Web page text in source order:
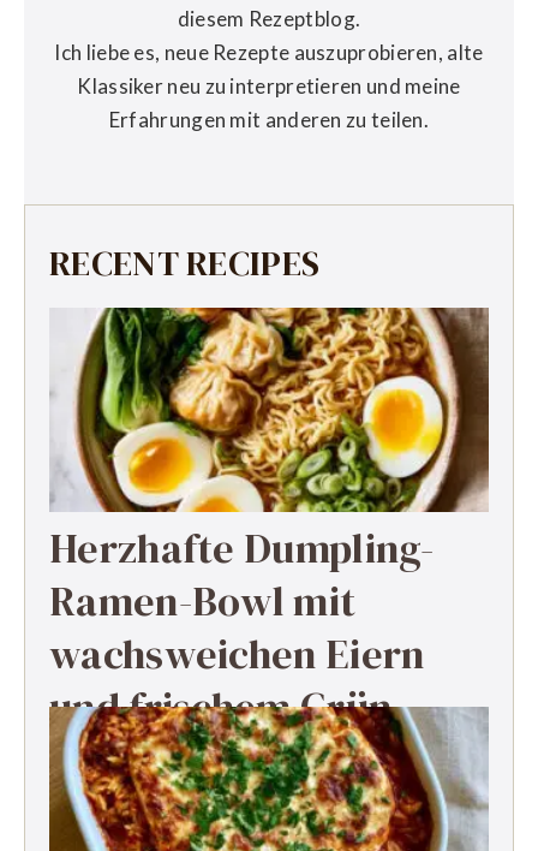
diesem Rezeptblog.
Ich liebe es, neue Rezepte auszuprobieren, alte
Klassiker neu zu interpretieren und meine
Erfahrungen mit anderen zu teilen.
RECENT RECIPES
Herzhafte Dumpling-
Ramen-Bowl mit
wachsweichen Eiern
und frischem Grün